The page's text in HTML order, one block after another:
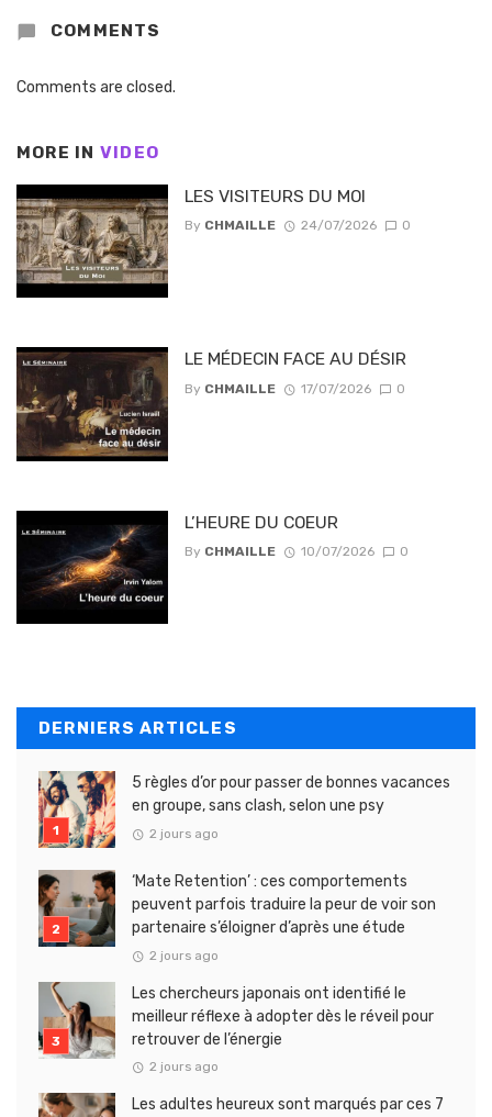
COMMENTS
Comments are closed.
MORE IN VIDEO
LES VISITEURS DU MOI
By CHMAILLE 24/07/2026 0
LE MÉDECIN FACE AU DÉSIR
By CHMAILLE 17/07/2026 0
L’HEURE DU COEUR
By CHMAILLE 10/07/2026 0
DERNIERS ARTICLES
5 règles d’or pour passer de bonnes vacances
en groupe, sans clash, selon une psy
2 jours ago
‘Mate Retention’ : ces comportements
peuvent parfois traduire la peur de voir son
partenaire s’éloigner d’après une étude
2 jours ago
Les chercheurs japonais ont identifié le
meilleur réflexe à adopter dès le réveil pour
retrouver de l’énergie
2 jours ago
Les adultes heureux sont marqués par ces 7